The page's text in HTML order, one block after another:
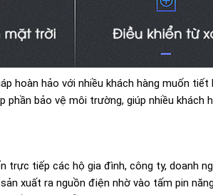
hoàn hảo với nhiều khách hàng muốn
phần bảo vệ môi trường, giúp nhiều
trực tiếp các hộ gia đình, công ty, doanh
xuất ra nguồn điện nhờ vào tấm pin